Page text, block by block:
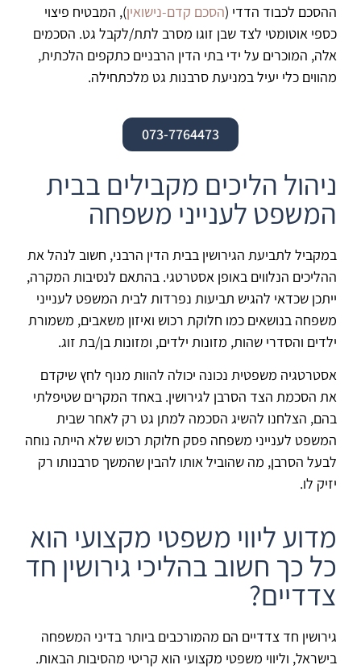
ההסכם לכבוד הדדי (הסכם קדם-נישואין), המבטיח פיצוי
כספי אוטומטי לצד שבן זוגו מסרב לתת/לקבל גט. הסכמים
אלה, המוכרים על ידי בתי הדין הרבניים כתקפים הלכתית,
מהווים כלי יעיל במניעת סרבנות גט מלכתחילה.
073-7764473
ניהול הליכים מקבילים בבית
המשפט לענייני משפחה
במקביל לתביעת הגירושין בבית הדין הרבני, חשוב לנהל את
ההליכים הנלווים באופן אסטרטגי. בהתאם לנסיבות המקרה,
ייתכן שכדאי להגיש תביעות נפרדות לבית המשפט לענייני
משפחה בנושאים כמו חלוקת רכוש ואיזון משאבים, משמורת
ילדים והסדרי שהות, מזונות ילדים, ומזונות בן/בת זוג.
אסטרטגיה משפטית נכונה יכולה להוות מנוף לחץ שיקדם
את הסכמת הצד הסרבן לגירושין. באחד המקרים שטיפלתי
בהם, הצלחנו להשיג הסכמה למתן גט רק לאחר שבית
המשפט לענייני משפחה פסק חלוקת רכוש שלא הייתה נוחה
לבעל הסרבן, מה שהוביל אותו להבין שהמשך סרבנותו רק
יזיק לו.
מדוע ליווי משפטי מקצועי הוא
כל כך חשוב בהליכי גירושין חד
צדדיים?
גירושין חד צדדיים הם מהמורכבים ביותר בדיני המשפחה
בישראל, וליווי משפטי מקצועי הוא קריטי מהסיבות הבאות.